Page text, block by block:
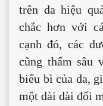
trên da hiệu
chắc hơn với
cạnh đó, các
cũng thấm sâu
biểu bì của da,
một dài dài đối